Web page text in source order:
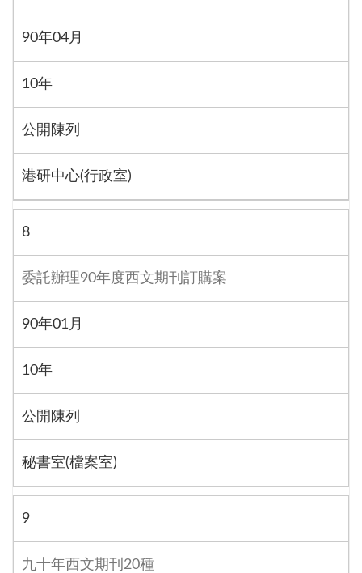
90年04月
10年
公開陳列
港研中心(行政室)
8
委託辦理90年度西文期刊訂購案
90年01月
10年
公開陳列
秘書室(檔案室)
9
九十年西文期刊20種